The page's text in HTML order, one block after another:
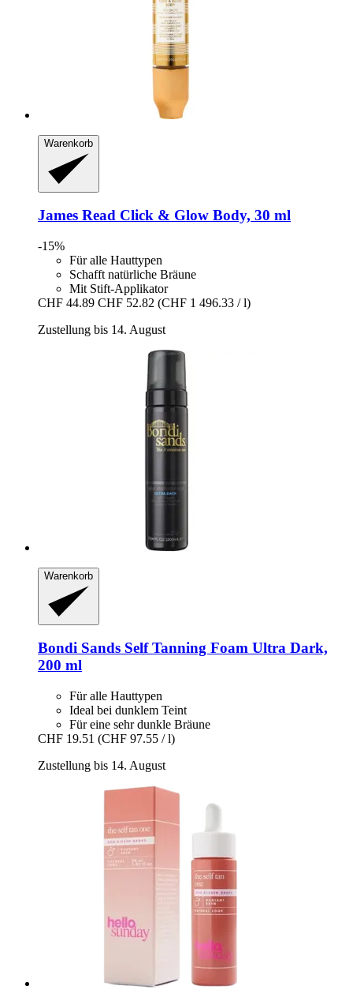
Warenkorb
James Read Click & Glow Body, 30 ml
-15%
Für alle Hauttypen
Schafft natürliche Bräune
Mit Stift-Applikator
CHF 44.89 CHF 52.82 (CHF 1 496.33 / l)
Zustellung bis 14. August
Warenkorb
Bondi Sands Self Tanning Foam Ultra Dark,
200 ml
Für alle Hauttypen
Ideal bei dunklem Teint
Für eine sehr dunkle Bräune
CHF 19.51 (CHF 97.55 / l)
Zustellung bis 14. August